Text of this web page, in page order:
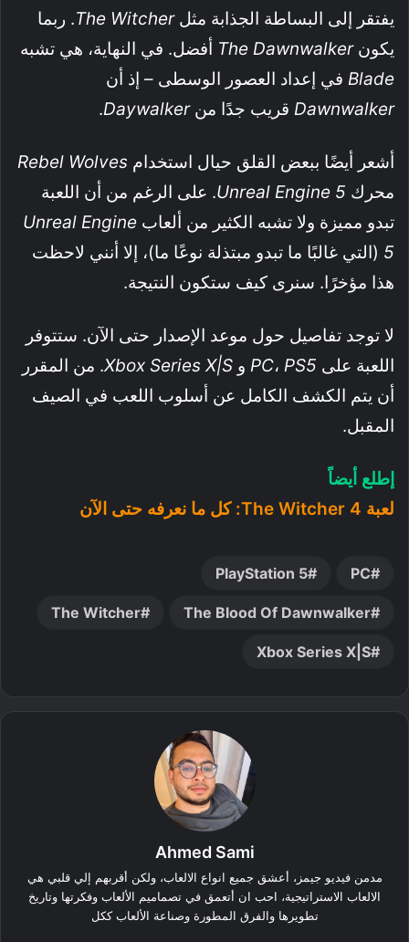
يفتقر إلى البساطة الجذابة مثلThe Witcher. ربما
يكونThe Dawnwalker أفضل. في النهاية، هي تشبه
Blade في إعداد العصور الوسطى – إذ أن
Dawnwalker قريب جدًا منDaywalker
.
أشعر أيضًا ببعض القلق حيال استخدام Rebel Wolves
محرك Unreal Engine 5. على الرغم من أن اللعبة
تبدو مميزة ولا تشبه الكثير من ألعاب Unreal Engine
5 (التي غالبًا ما تبدو مبتذلة نوعًا ما)، إلا أنني لاحظت
هذا مؤخرًا. سنرى كيف ستكون النتيجة.
لا توجد تفاصيل حول موعد الإصدار حتى الآن. ستتوفر
اللعبة على
PC، PS5 و Xbox Series X|S. من المقرر
أن يتم الكشف الكامل عن أسلوب اللعب في الصيف
المقبل.
إطلع أيضاً
لعبة The Witcher 4: كل ما نعرفه حتى الآن
PC
PlayStation 5
The Blood Of Dawnwalker
The Witcher
Xbox Series X|S
Ahmed Sami
مدمن فيديو جيمز، أعشق جميع انواع الالعاب، ولكن أقربهم إلي قلبي هي
الالعاب الاستراتيجية، احب ان أتعمق في تصماميم الألعاب وفكرتها وتاريخ
تطويرها والفرق المطورة وصناعة الألعاب ككل